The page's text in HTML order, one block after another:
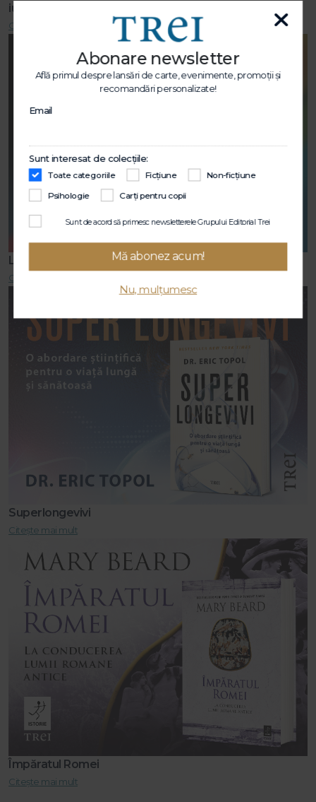
iubire
Citește mai mult
Lecții de viață
Citește mai mult
Superlongevivi
Citește mai mult
Împăratul Romei
Citește mai mult
Abonare newsletter
Află primul despre lansări de carte, evenimente, promoții și
recomandări personalizate!
Email
Sunt interesat de colecțiile:
Toate categoriile Ficțiune
Non-ficțiune
Psihologie
Carți pentru copii
Sunt de acord să primesc newsletterele Grupului Editorial Trei
Mă abonez acum!
Nu, mulțumesc